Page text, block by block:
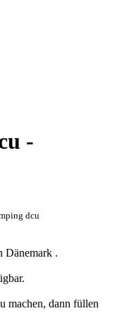
-
dcu
Dänemark .
machen, dann füllen